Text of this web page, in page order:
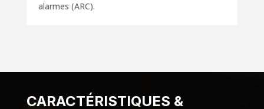
alarmes (ARC).
CARACTÉRISTIQUES &